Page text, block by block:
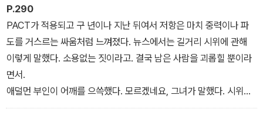
P.290
PACT가 적용되고 구 년이나 지난 뒤여서 저항은 마치 중력이나 파
도를 거스르는 싸움처럼 느껴졌다. 뉴스에서는 길거리 시위에 관해
이렇게 말했다. 소용없는 짓이라고. 결국 남은 사람을 괴롭힐 뿐이라
면서.
애덜먼 부인이 어깨를 으쓱했다. 모르겠네요, 그녀가 말했다. 시위가
아무 소용이 없다면 왜 여기 오셨나요?